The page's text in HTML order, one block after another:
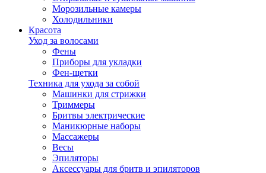
Морозильные камеры
Холодильники
Красота
Уход за волосами
Фены
Приборы для укладки
Фен-щетки
Техника для ухода за собой
Машинки для стрижки
Триммеры
Бритвы электрические
Маникюрные наборы
Массажеры
Весы
Эпиляторы
Аксессуары для бритв и эпиляторов